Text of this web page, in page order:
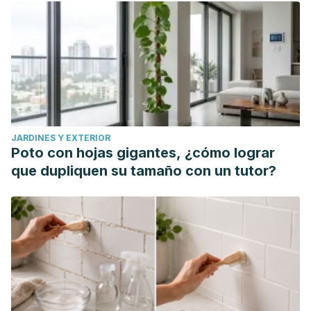
https://www.healthychildren.org/Spanish/health-
issues/conditions/chest-lungs/Paginas/tuberculosis.aspx
World Health Organization. (2013).
Global tuberculosis
report 2013. World Health Organization.
Tuberculosis (TB) in children. University of Rochester
Medical Center. Recogido a 12 de septiembre en
https://www.urmc.rochester.edu/encyclopedia/content.aspx?
contenttypeid=90&contentid=P02548
transmission."
The Journal of infectious
diseases216.suppl_6 (2017): S644-S653.
Sardiñas, Misleidis, et al. "Importancia del control de la
calidad de la baciloscopia en los laboratorios de
diagnóstico de tuberculosis."Revista chilena de
infectología33.3 (2016): 282-286.
JARDINES Y EXTERIOR
Poto con hojas gigantes, ¿cómo lograr
que dupliquen su tamaño con un tutor?